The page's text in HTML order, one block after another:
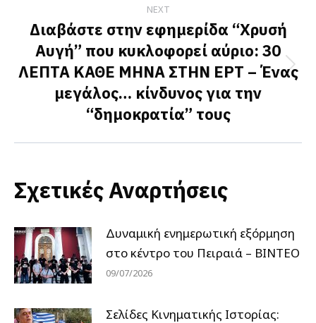
NEXT
Next
post:
Διαβάστε στην εφημερίδα “Χρυσή
Αυγή” που κυκλοφορεί αύριο: 30
ΛΕΠΤΑ ΚΑΘΕ ΜΗΝΑ ΣΤΗΝ ΕΡΤ – Ένας
μεγάλος… κίνδυνος για την
“δημοκρατία” τους
Σχετικές Αναρτήσεις
Δυναμική ενημερωτική εξόρμηση
στο κέντρο του Πειραιά – ΒΙΝΤΕΟ
09/07/2026
Σελίδες Κινηματικής Ιστορίας: